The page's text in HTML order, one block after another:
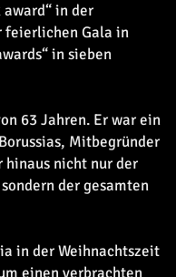
in der
feierlichen Gala in
in sieben
63 Jahren. Er war ein
Mitbegründer
hinaus nicht nur der
der gesamten
in der Weihnachtszeit
einen verbrachten